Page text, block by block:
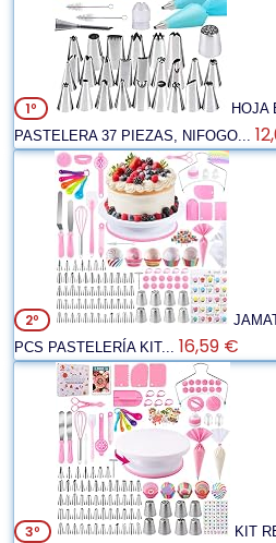
1º
HOJA
PASTELERA 37 PIEZAS, NIFOGO...
2º
PCS PASTELERÍA KIT... 16,59 €
3º
KIT